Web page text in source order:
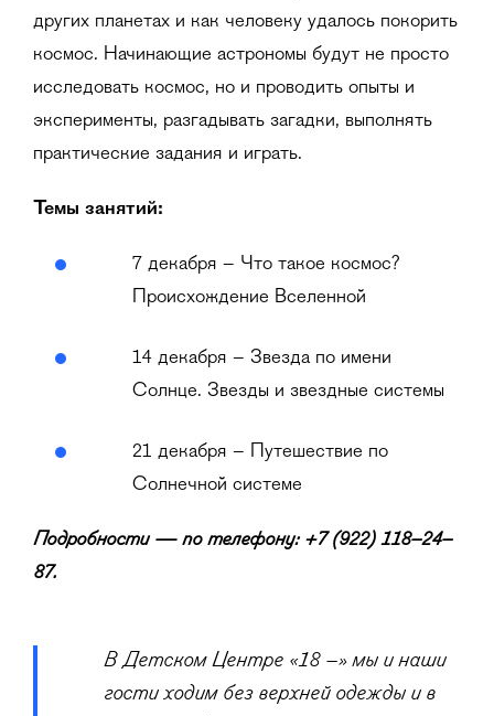
других планетах и как человеку удалось покорить
космос. Начинающие астрономы будут не просто
исследовать космос, но и проводить опыты и
эксперименты, разгадывать загадки, выполнять
практические задания и играть.
Темы занятий:
7 декабря – Что такое космос?
Происхождение Вселенной
14 декабря – Звезда по имени
Солнце. Звезды и звездные системы
21 декабря – Путешествие по
Солнечной системе
Подробности — по телефону: +7 (922) 118–24–
87.
В Детском Центре «18 –» мы и наши
гости ходим без верхней одежды и в